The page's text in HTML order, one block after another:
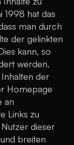
1998 hat das
man durch
der gelinkten
kann, so
werden,
der
Homepage
an
Links zu
dieser
breiten